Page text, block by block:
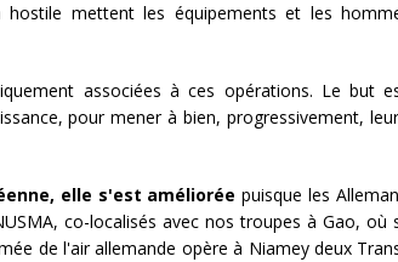
mettent les équipements et les
associées à ces opérations. Le but
pour mener à bien, progressivement,
elle s'est améliorée puisque les
co-localisés avec nos troupes à Gao, où
de l'air allemande opère à Niamey deux